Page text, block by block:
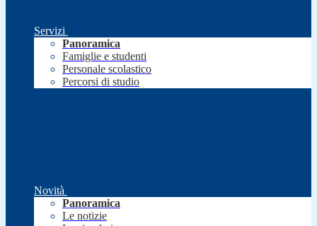
Servizi
Panoramica
Famiglie e studenti
Personale scolastico
Percorsi di studio
Novità
Panoramica
Le notizie